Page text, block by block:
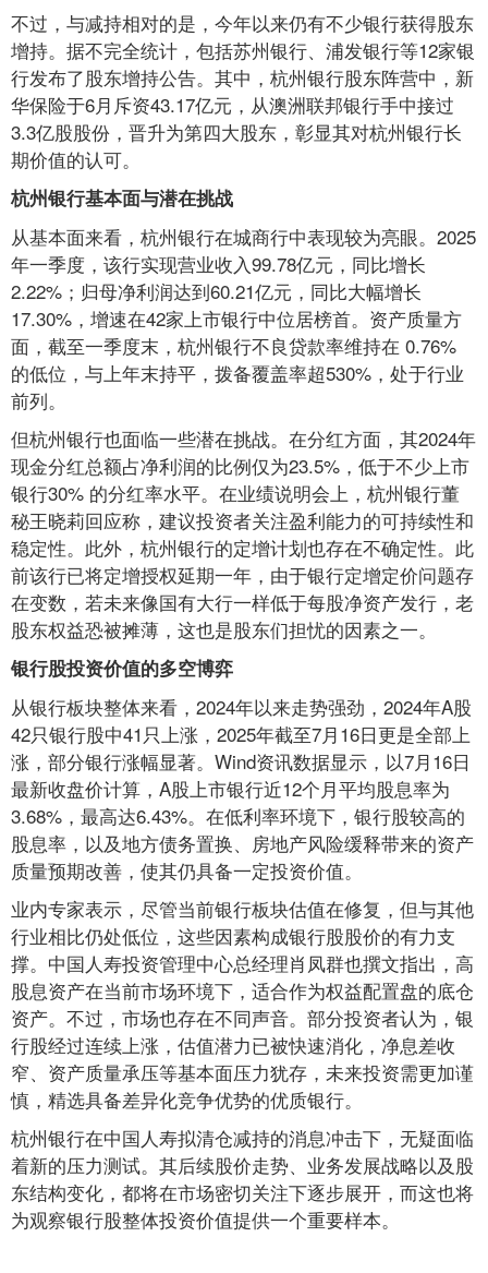
不过，与减持相对的是，今年以来仍有不少银行获得股东
增持。据不完全统计，包括苏州银行、浦发银行等12家银
行发布了股东增持公告。其中，杭州银行股东阵营中，新
华保险于6月斥资43.17亿元，从澳洲联邦银行手中接过
3.3亿股股份，晋升为第四大股东，彰显其对杭州银行长
期价值的认可。
杭州银行基本面与潜在挑战
从基本面来看，杭州银行在城商行中表现较为亮眼。2025
年一季度，该行实现营业收入99.78亿元，同比增长
2.22%；归母净利润达到60.21亿元，同比大幅增长
17.30%，增速在42家上市银行中位居榜首。资产质量方
面，截至一季度末，杭州银行不良贷款率维持在 0.76%
的低位，与上年末持平，拨备覆盖率超530%，处于行业
前列。
但杭州银行也面临一些潜在挑战。在分红方面，其2024年
现金分红总额占净利润的比例仅为23.5%，低于不少上市
银行30% 的分红率水平。在业绩说明会上，杭州银行董
秘王晓莉回应称，建议投资者关注盈利能力的可持续性和
稳定性。此外，杭州银行的定增计划也存在不确定性。此
前该行已将定增授权延期一年，由于银行定增定价问题存
在变数，若未来像国有大行一样低于每股净资产发行，老
股东权益恐被摊薄，这也是股东们担忧的因素之一。
银行股投资价值的多空博弈
从银行板块整体来看，2024年以来走势强劲，2024年A股
42只银行股中41只上涨，2025年截至7月16日更是全部上
涨，部分银行涨幅显著。Wind资讯数据显示，以7月16日
最新收盘价计算，A股上市银行近12个月平均股息率为
3.68%，最高达6.43%。在低利率环境下，银行股较高的
股息率，以及地方债务置换、房地产风险缓释带来的资产
质量预期改善，使其仍具备一定投资价值。
业内专家表示，尽管当前银行板块估值在修复，但与其他
行业相比仍处低位，这些因素构成银行股股价的有力支
撑。中国人寿投资管理中心总经理肖凤群也撰文指出，高
股息资产在当前市场环境下，适合作为权益配置盘的底仓
资产。不过，市场也存在不同声音。部分投资者认为，银
行股经过连续上涨，估值潜力已被快速消化，净息差收
窄、资产质量承压等基本面压力犹存，未来投资需更加谨
慎，精选具备差异化竞争优势的优质银行。
杭州银行在中国人寿拟清仓减持的消息冲击下，无疑面临
着新的压力测试。其后续股价走势、业务发展战略以及股
东结构变化，都将在市场密切关注下逐步展开，而这也将
为观察银行股整体投资价值提供一个重要样本。